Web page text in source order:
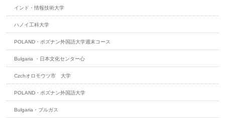
インド・情報技術大学
ハノイ工科大学
POLAND・ポズナン外国語大学週末コース
Bulgaria ・日本文化センター心
Czchオロモウツ市 大学
POLAND・ポズナン外国語大学
Bulgaria・ブルガス